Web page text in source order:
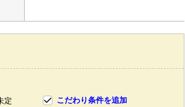
定 こだわり条件を追加